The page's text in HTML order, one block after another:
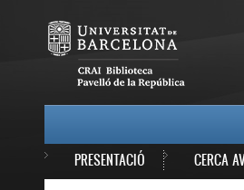
PRESENTACIÓ CERCA